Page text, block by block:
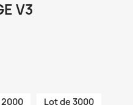
V3
Lot de 3000